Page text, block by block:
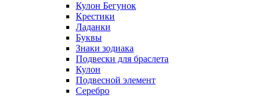
Кулон Бегунок
Крестики
Ладанки
Буквы
Знаки зодиака
Подвески для браслета
Кулон
Подвесной элемент
Серебро